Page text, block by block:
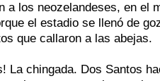
a los neozelandeses, en el
el estadio se llenó de
que callaron a las abejas.
La chingada. Dos Santos